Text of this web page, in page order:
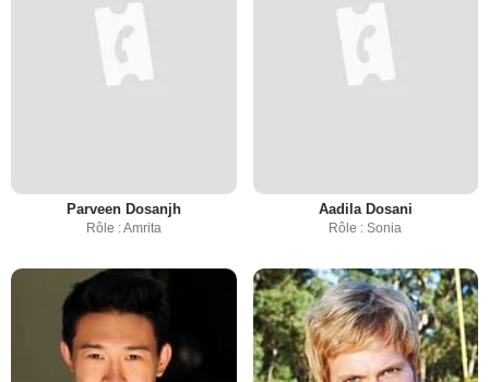
Parveen Dosanjh
Rôle : Amrita
Aadila Dosani
Rôle : Sonia